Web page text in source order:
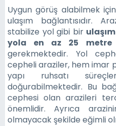
Uygun görüş alabilmek
ulaşım bağlantısıdır.
stabilize yol gibi bir
yola en az 25 metre
gerekmektedir. Yol
cepheli araziler, hem imar
yapı ruhsatı
doğurabilmektedir. Bu
cephesi olan arazileri
önemlidir. Ayrıca
olmayacak şekilde eğimli